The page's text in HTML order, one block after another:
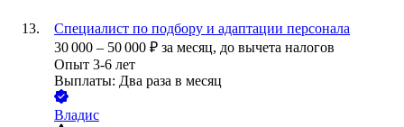
Специалист по подбору и адаптации персонала
30 000 – 50 000 ₽ за месяц, до вычета налогов
Опыт 3-6 лет
Выплаты: Два раза в месяц
Владис